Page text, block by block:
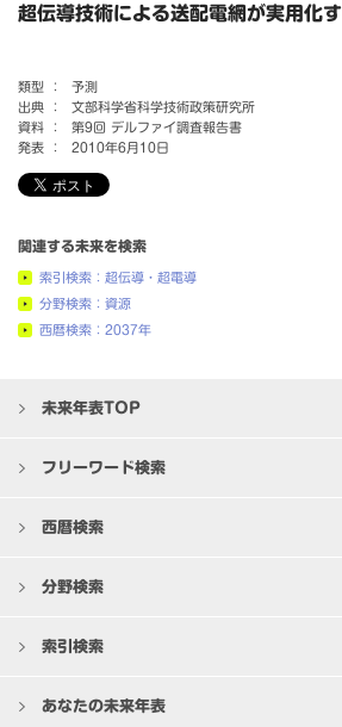
超伝導技術による送配電網が実用化
類型 ：
予測
出典 ：
文部科学省科学技術政策研究所
資料 ：
第9回 デルファイ調査報告書
発表 ：
2010年6月10日
関連する未来を検索
索引検索：超伝導・超電導
分野検索：資源
西暦検索：2037年
未来年表TOP
フリーワード検索
西暦検索
分野検索
索引検索
あなたの未来年表